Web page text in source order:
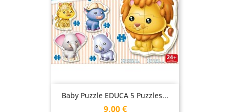
Baby Puzzle EDUCA 5 Puzzles...
Prix
9,00 €